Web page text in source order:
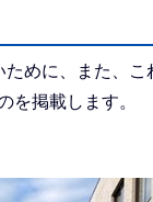
めに、また、
を掲載します。